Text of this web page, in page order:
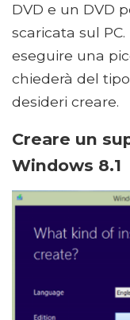
DVD e un DVD
scaricata sul
eseguire una
chiederà del
desideri creare.
Creare un
Windows 8.1